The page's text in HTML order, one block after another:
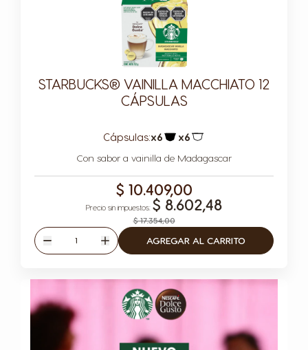
STARBUCKS® VAINILLA MACCHIATO 12
CÁPSULAS
Cápsulas:x6 x6
Con sabor a vainilla de Madagascar
$ 17.354,00
$ 10.409,00
$ 8.602,48
Disminuir
Cantidad
Aumentar
AGREGAR AL CARRITO